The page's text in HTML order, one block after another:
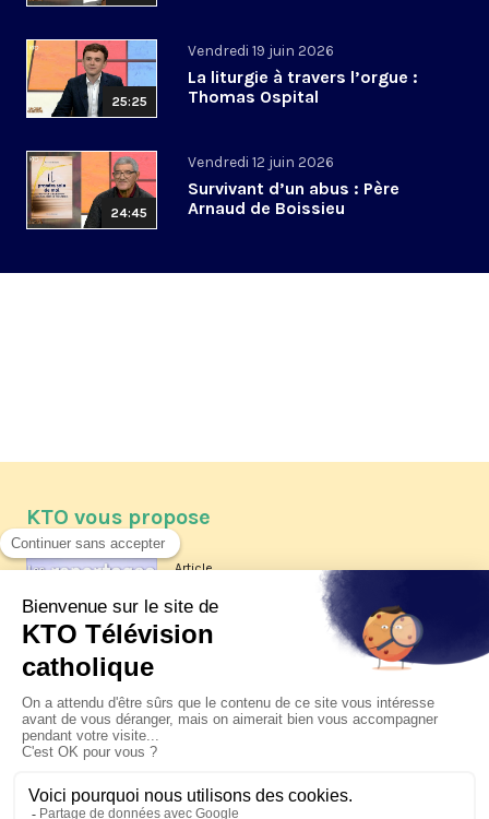
25:25
Vendredi 19 juin 2026
La liturgie à travers l’orgue :
Thomas Ospital
24:45
Vendredi 12 juin 2026
Survivant d’un abus : Père
Arnaud de Boissieu
KTO vous propose
Article
Les reportages d'été 2026 de KTO
La visite pastorale du pape Léon
XIV à Assise à suivre sur KTO le
jeudi 6 août
Le pape en Uruguay, Argentine et
Pérou du 6 au 17 novembre 2026